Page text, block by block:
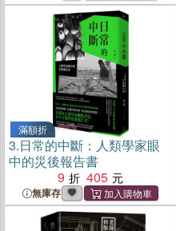
滿額折
3.日常的中斷：人類學家眼
中的災後報告書
9
405
無庫存